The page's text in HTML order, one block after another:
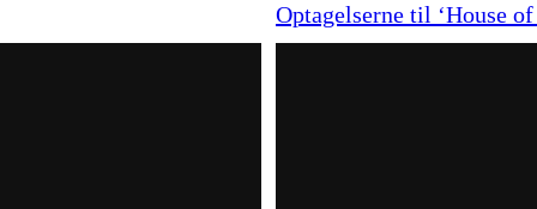
Optagelserne til ‘House